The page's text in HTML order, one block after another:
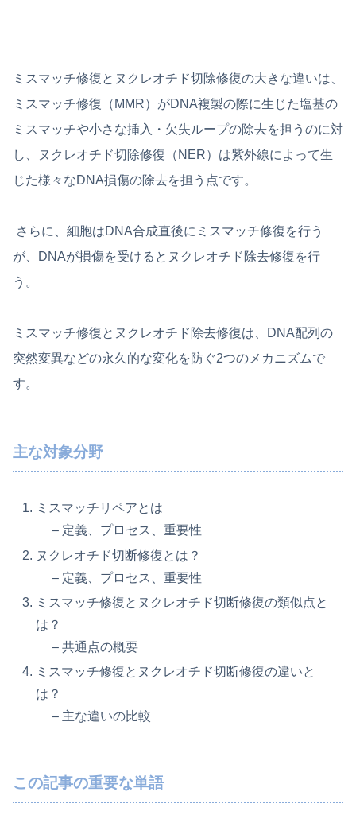
ミスマッチ修復とヌクレオチド切除修復の大きな違いは、
ミスマッチ修復（MMR）がDNA複製の際に生じた塩基の
ミスマッチや小さな挿入・欠失ループの除去を担うのに対
し、ヌクレオチド切除修復（NER）は紫外線によって生
じた様々なDNA損傷の除去を担う点です。
さらに、細胞はDNA合成直後にミスマッチ修復を行う
が、DNAが損傷を受けるとヌクレオチド除去修復を行
う。
ミスマッチ修復とヌクレオチド除去修復は、DNA配列の
突然変異などの永久的な変化を防ぐ2つのメカニズムで
す。
主な対象分野
ミスマッチリペアとは
– 定義、プロセス、重要性
ヌクレオチド切断修復とは？
– 定義、プロセス、重要性
ミスマッチ修復とヌクレオチド切断修復の類似点と
は？
– 共通点の概要
ミスマッチ修復とヌクレオチド切断修復の違いと
は？
– 主な違いの比較
この記事の重要な単語